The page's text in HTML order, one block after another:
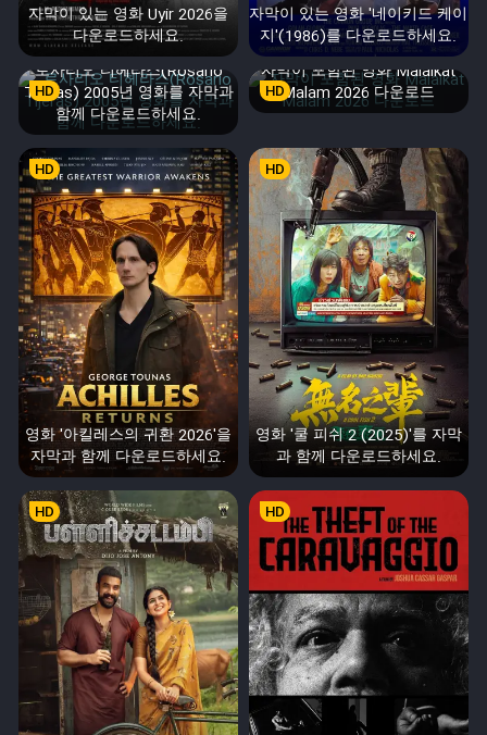
자막이 있는 영화 Uyir 2026을
다운로드하세요.
자막이 있는 영화 '네이키드 케이
지'(1986)를 다운로드하세요.
로사리오 티헤라스(Rosario
Tijeras) 2005년 영화를 자막과
함께 다운로드하세요.
HD
자막이 포함된 영화 Malaikat
Malam 2026 다운로드
HD
영화 '아킬레스의 귀환 2026'을
자막과 함께 다운로드하세요.
HD
영화 '쿨 피쉬 2 (2025)'를 자막
과 함께 다운로드하세요.
HD
HD HD